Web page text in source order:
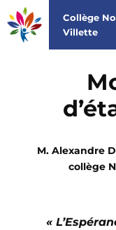
Collège
Villette
M. Alexandre
collège
«